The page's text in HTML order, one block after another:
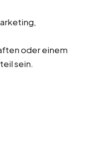
oder einem
sein.